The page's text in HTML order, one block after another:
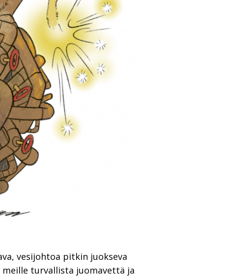
vesijohtoa pitkin juokseva
turvallista juomavettä ja